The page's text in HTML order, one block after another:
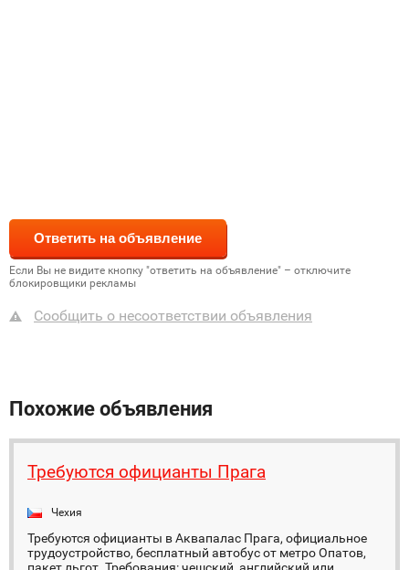
Если Вы не видите кнопку "ответить на объявление" – отключите
блокировщики рекламы
Сообщить о несоответствии объявления
Похожие объявления
Требуются официанты Прага
Чехия
Требуются официанты в Аквапалас Прага, официальное
трудоустройство, бесплатный автобус от метро Опатов,